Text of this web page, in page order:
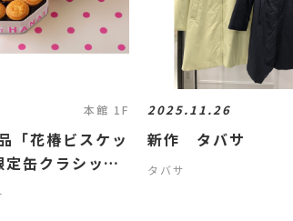
本館 1F
「花椿ビスケッ
缶クラシック
のご紹介
2025.11.26
新作 タバサ
タバサ